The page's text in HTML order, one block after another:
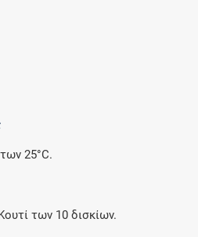
25°C.
των 10 δισκίων.